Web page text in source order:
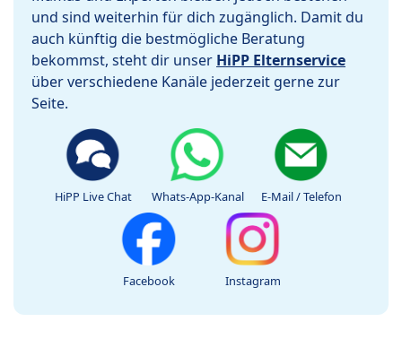
und sind weiterhin für dich zugänglich. Damit du
auch künftig die bestmögliche Beratung
bekommst, steht dir unser HiPP Elternservice
über verschiedene Kanäle jederzeit gerne zur
Seite.
HiPP Live Chat Whats-App-Kanal E-Mail / Telefon
Facebook Instagram